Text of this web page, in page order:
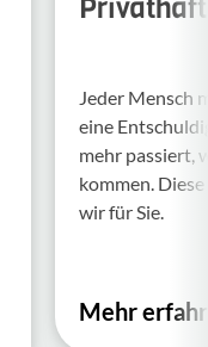
Jeder Mensch
eine
mehr passiert,
kommen.
wir für Sie.
Mehr